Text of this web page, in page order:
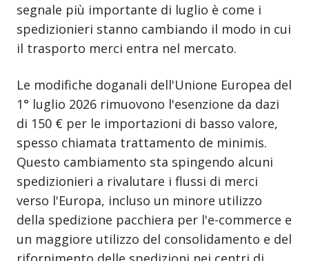
segnale più importante di luglio è come i
spedizionieri stanno cambiando il modo in cui
il trasporto merci entra nel mercato.
Le modifiche doganali dell'Unione Europea del
1° luglio 2026 rimuovono l'esenzione da dazi
di 150 € per le importazioni di basso valore,
spesso chiamata trattamento de minimis.
Questo cambiamento sta spingendo alcuni
spedizionieri a rivalutare i flussi di merci
verso l'Europa, incluso un minore utilizzo
della spedizione pacchiera per l'e-commerce e
un maggiore utilizzo del consolidamento e del